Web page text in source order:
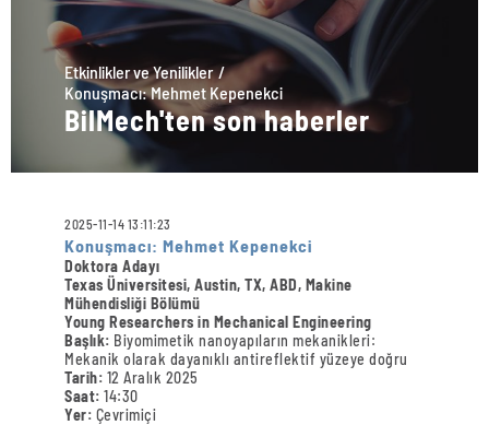
Etkinlikler ve Yenilikler
Konuşmacı: Mehmet Kepenekci
BilMech'ten son haberler
2025-11-14 13:11:23
Konuşmacı: Mehmet Kepenekci
Doktora Adayı
Texas Üniversitesi, Austin, TX, ABD, Makine
Mühendisliği Bölümü
Young Researchers in Mechanical Engineering
Başlık: Biyomimetik nanoyapıların mekanikleri:
Mekanik olarak dayanıklı antireflektif yüzeye doğru
Tarih: 12 Aralık 2025
Saat: 14:30
Yer: Çevrimiçi